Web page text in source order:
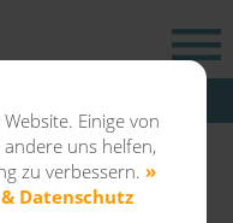
Einige von
uns helfen,
zu verbessern. »
Datenschutz
Kosmetik KL
Lintfort